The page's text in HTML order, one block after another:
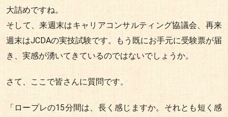
大詰めですね。
そして、来週末はキャリアコンサルティング協議会、再来
週末はJCDAの実技試験です。もう既にお手元に受験票が届
き、実感が湧いてきているのではないでしょうか。
さて、ここで皆さんに質問です。
「ロープレの15分間は、長く感じますか。それとも短く感